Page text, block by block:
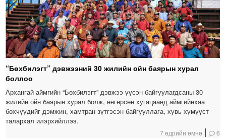
“Бөхбилэгт” дэвжээний 30 жилийн ойн баярын хурал
боллоо
Архангай аймгийн “Бөхбилэгт” дэвжээ үүсэн байгуулагдсаны 30
жилийн ойн баярын хурал болж, өнгөрсөн хугацаанд аймгийнхаа
бөхчүүдийг дэмжин, хамтран зүтгэсэн байгууллага, хувь хүмүүст
талархал илэрхийллээ.
7 өдрийн өмнө 6